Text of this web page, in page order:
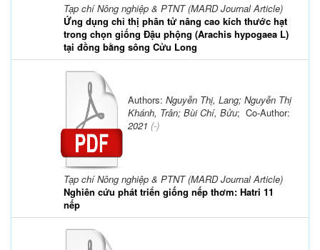
Tạp chí Nông nghiệp & PTNT (MARD Journal Article)
Ứng dụng chỉ thị phân tử nâng cao kích thước hạt
trong chọn giống Đậu phộng (Arachis hypogaea L)
tại đồng bằng sông Cửu Long
Tạp chí Nông nghiệp & PTNT (MARD Journal Article)
Nghiên cứu phát triển giống nếp thơm: Hatri 11
nếp
Authors: Nguyễn Thị, Lang; Nguyễn Thị
Khánh, Trân; Bùi Chí, Bửu; Co-Author:
2021 (-)